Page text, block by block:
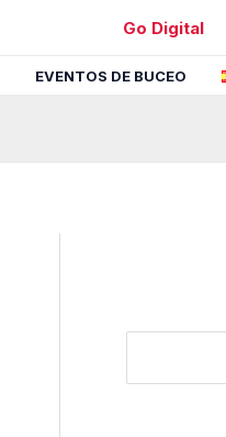
Go Digital
EVENTOS DE BUCEO